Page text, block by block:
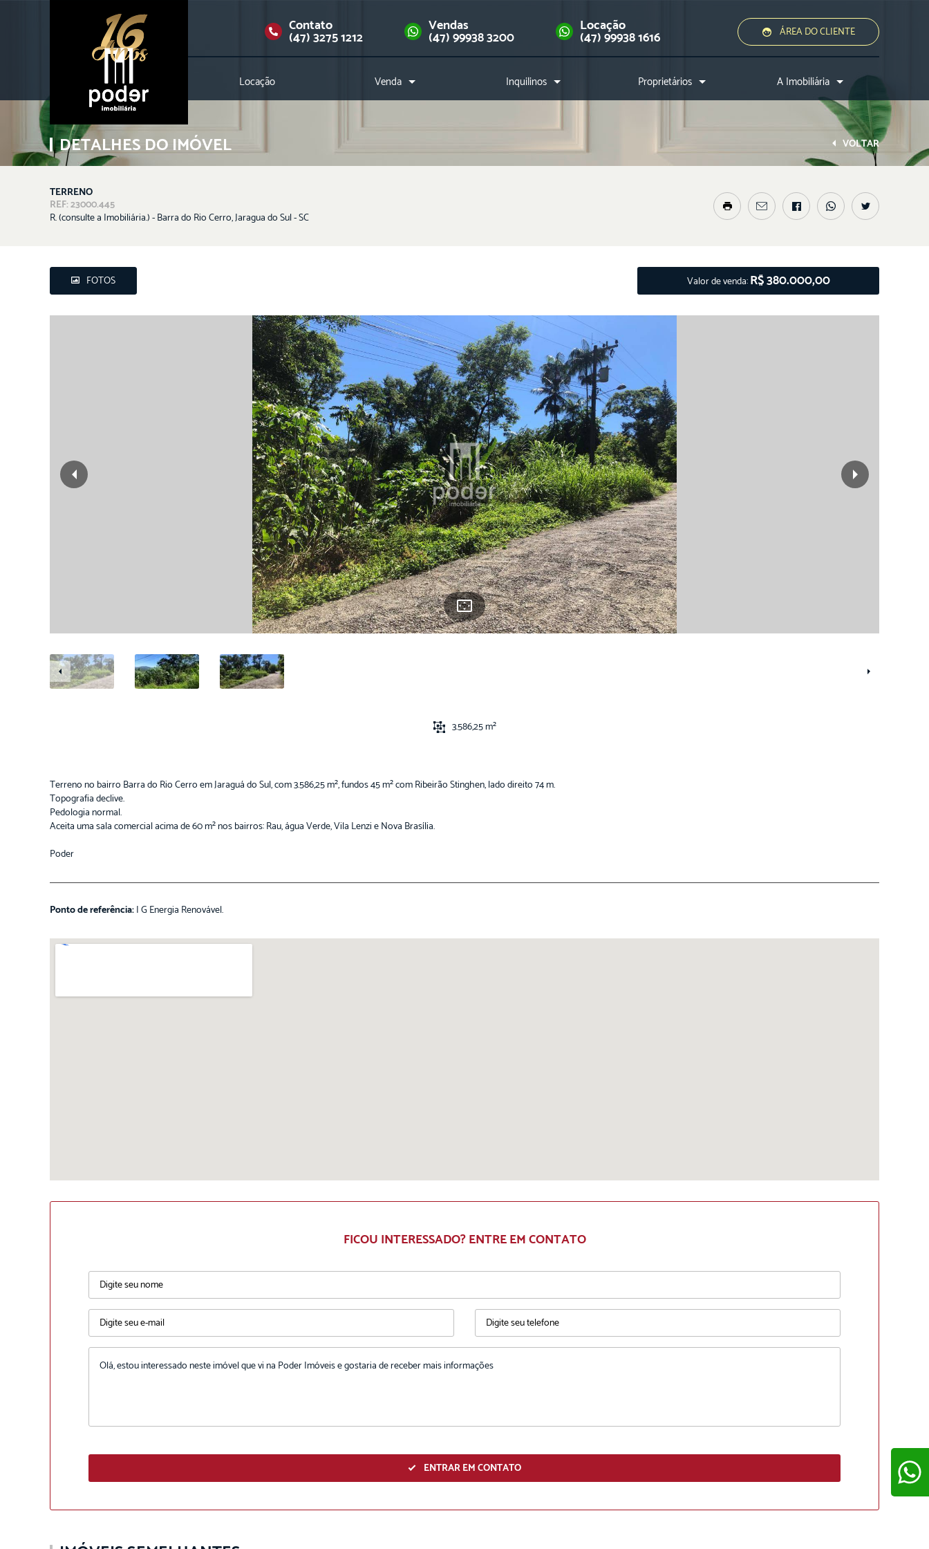
Contato
(47) 3275 1212
Vendas
(47) 99938 3200
Locação
(47) 99938 1616 ÁREA DO CLIENTE
Locação Venda Inquilinos
Downloads
Proprietários A Imobiliária
Nossos diferenciais
Nossos profissionais
DETALHES DO IMÓVEL VOLTAR
TERRENO
REF: 23000.445
R. (consulte a Imobiliária.) - Barra do Rio Cerro, Jaragua do Sul - SC
FOTOS Valor de venda:R$ 380.000,00
3.586,25 m²
Terreno no bairro Barra do Rio Cerro em Jaraguá do Sul, com 3.586,25 m², fundos 45 m² com Ribeirão Stinghen, lado direito 74 m.
Topografia declive.
Pedologia normal.
Aceita uma sala comercial acima de 60 m² nos bairros: Rau, água Verde, Vila Lenzi e Nova Brasília.
Poder
Ponto de referência:I G Energia Renovável.
FICOU INTERESSADO? ENTRE EM CONTATO
ENTRAR EM CONTATO